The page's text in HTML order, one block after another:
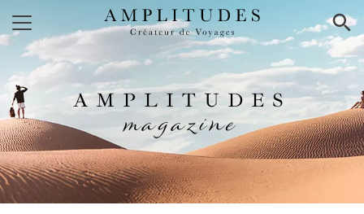
×
AMPLITUDES
magazine